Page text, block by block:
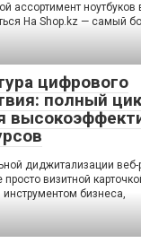
ассортимент ноутбуков
На Shop.kz — самый
цифрового
полный
диджитализации веб-
просто визитной
бизнеса,